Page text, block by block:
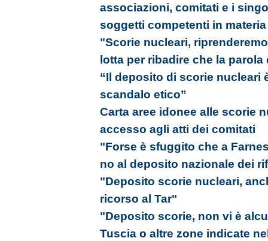
associazioni, comitati e i
soggetti competenti in
"Scorie nucleari,
lotta per ribadire che la
“Il deposito di scorie nucleari
scandalo etico”
Carta aree idonee alle scorie
accesso agli atti dei comitati
"Forse è sfuggito che a
no al deposito nazionale dei
"Deposito scorie nucleari,
ricorso al Tar"
"Deposito scorie, non vi è
Tuscia o altre zone indicate